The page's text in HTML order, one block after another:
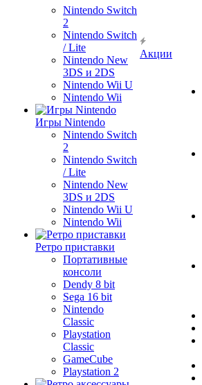
Nintendo Switch
2
Nintendo Switch
/ Lite
Nintendo New
3DS и 2DS
Nintendo Wii U
Nintendo Wii
Игры Nintendo
Nintendo Switch
2
Nintendo Switch
/ Lite
Nintendo New
3DS и 2DS
Nintendo Wii U
Nintendo Wii
Ретро приставки
Портативные
консоли
Dendy 8 bit
Sega 16 bit
Nintendo
Classic
Playstation
Classic
GameCube
Playstation 2
Акции